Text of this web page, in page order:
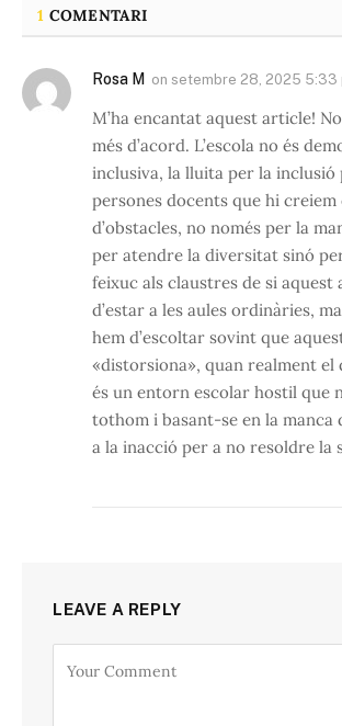
1 COMENTARI
Rosa M on setembre 28, 2025 5:33
M’ha encantat aquest article!
més d’acord. L’escola no és
inclusiva, la lluita per la inclusió
persones docents que hi creiem
d’obstacles, no només per la
per atendre la diversitat sinó
feixuc als claustres de si aquest
d’estar a les aules ordinàries,
hem d’escoltar sovint que
«distorsiona», quan realment el
és un entorn escolar hostil que
tothom i basant-se en la manca
a la inacció per a no resoldre la
LEAVE A REPLY